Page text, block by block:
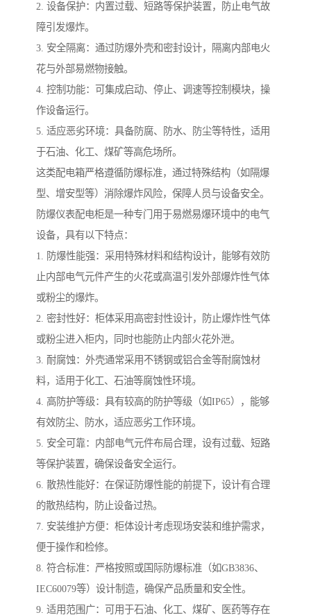
2. 设备保护：内置过载、短路等保护装置，防止电气故
障引发爆炸。
3. 安全隔离：通过防爆外壳和密封设计，隔离内部电火
花与外部易燃物接触。
4. 控制功能：可集成启动、停止、调速等控制模块，操
作设备运行。
5. 适应恶劣环境：具备防腐、防水、防尘等特性，适用
于石油、化工、煤矿等高危场所。
这类配电箱严格遵循防爆标准，通过特殊结构（如隔爆
型、增安型等）消除爆炸风险，保障人员与设备安全。
防爆仪表配电柜是一种专门用于易燃易爆环境中的电气
设备，具有以下特点：
1. 防爆性能强：采用特殊材料和结构设计，能够有效防
止内部电气元件产生的火花或高温引发外部爆炸性气体
或粉尘的爆炸。
2. 密封性好：柜体采用高密封性设计，防止爆炸性气体
或粉尘进入柜内，同时也能防止内部火花外泄。
3. 耐腐蚀：外壳通常采用不锈钢或铝合金等耐腐蚀材
料，适用于化工、石油等腐蚀性环境。
4. 高防护等级：具有较高的防护等级（如IP65），能够
有效防尘、防水，适应恶劣工作环境。
5. 安全可靠：内部电气元件布局合理，设有过载、短路
等保护装置，确保设备安全运行。
6. 散热性能好：在保证防爆性能的前提下，设计有合理
的散热结构，防止设备过热。
7. 安装维护方便：柜体设计考虑现场安装和维护需求，
便于操作和检修。
8. 符合标准：严格按照或国际防爆标准（如GB3836、
IEC60079等）设计制造，确保产品质量和安全性。
9. 适用范围广：可用于石油、化工、煤矿、医药等存在